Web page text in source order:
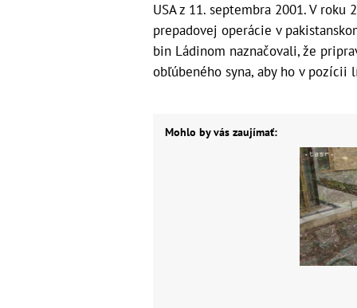
USA z 11. septembra 2001. V
prepadovej operácie v
bin Ládinom naznačovali, že
obľúbeného syna, aby ho v pozícii
Mohlo by vás zaujímať: